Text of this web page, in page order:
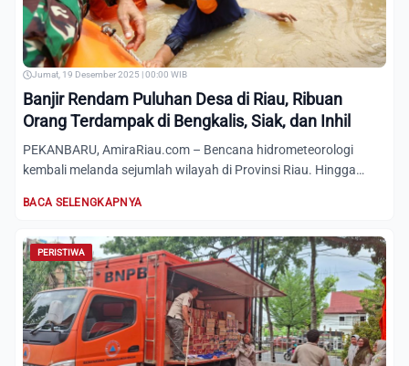
Jumat, 19 Desember 2025 | 00:00 WIB
Banjir Rendam Puluhan Desa di Riau, Ribuan
Orang Terdampak di Bengkalis, Siak, dan Inhil
PEKANBARU, AmiraRiau.com – Bencana hidrometeorologi
kembali melanda sejumlah wilayah di Provinsi Riau. Hingga
BACA SELENGKAPNYA
PERISTIWA